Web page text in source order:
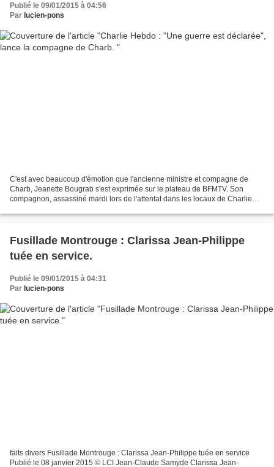
Publié le 09/01/2015 à 04:56
Par lucien-pons
C'est avec beaucoup d'émotion que l'ancienne ministre et compagne de
Charb, Jeanette Bougrab s'est exprimée sur le plateau de BFMTV. Son
compagnon, assassiné mardi lors de l'attentat dans les locaux de Charlie
Fusillade Montrouge : Clarissa Jean-Philippe
tuée en service.
Publié le 09/01/2015 à 04:31
Par lucien-pons
faits divers Fusillade Montrouge : Clarissa Jean-Philippe tuée en service
Publié le 08 janvier 2015 © LCI Jean-Claude Samyde Clarissa Jean-